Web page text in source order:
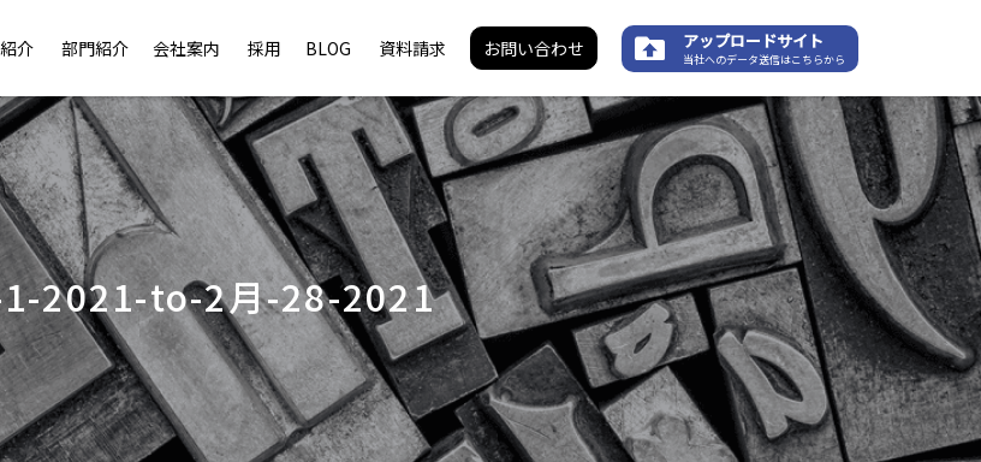
介 部門紹介 会社案内 採用 BLOG 資料請求 お問い合わせ アップロードサイト
当社へのデータ送信はこちらから
1-2021-to-2月-28-2021